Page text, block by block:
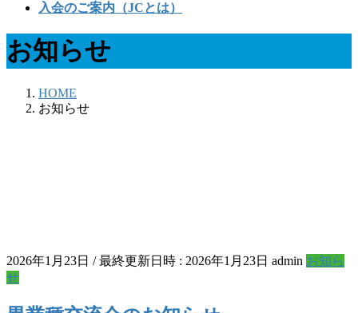
入会のご案内（JCとは）
お知らせ
HOME
お知らせ
2026年1月23日 / 最終更新日時 : 2026年1月23日 admin お知ら
せ